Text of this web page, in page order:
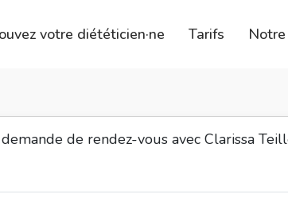
votre diététicien·ne Tarifs
de rendez-vous avec Clarissa